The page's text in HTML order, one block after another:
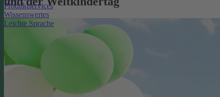
Produktservices
Wissenswertes
Leichte Sprache